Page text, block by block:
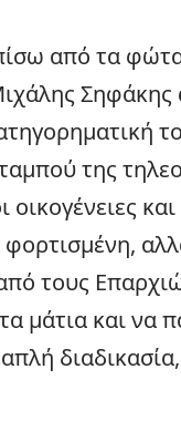
από τα
της
φορτισμένη,
τους
μάτια και